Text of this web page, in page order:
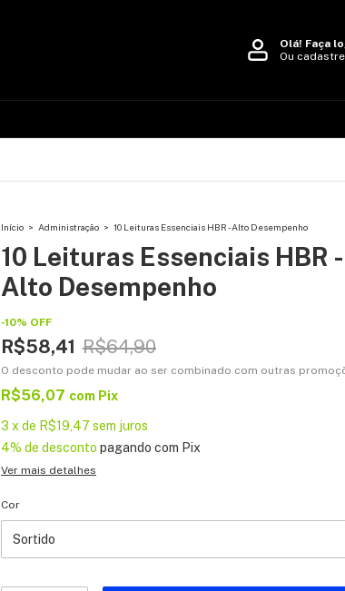
Olá! Faça
Ou
Início > Administração > 10 Leituras Essenciais HBR - Alto Desempenho
10 Leituras Essenciais HBR -
Alto Desempenho
-10% OFF
R$58,41 R$64,90
O desconto pode mudar ao ser combinado com outras
R$56,07 com Pix
3 x de R$19,47 sem juros
4% de desconto pagando com Pix
Ver mais detalhes
Cor